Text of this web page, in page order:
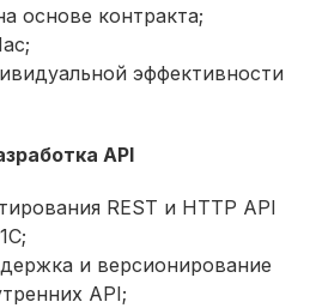
основе контракта;
эффективности
API
REST и HTTP API
и версионирование
API;